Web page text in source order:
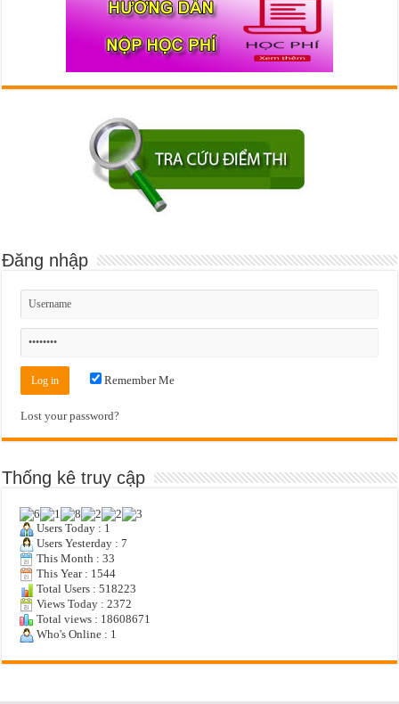
Đăng nhập
Remember Me
Lost your password?
Thống kê truy cập
Users Today : 1
Users Yesterday : 7
This Month : 33
This Year : 1544
Total Users : 518223
Views Today : 2372
Total views : 18608671
Who's Online : 1